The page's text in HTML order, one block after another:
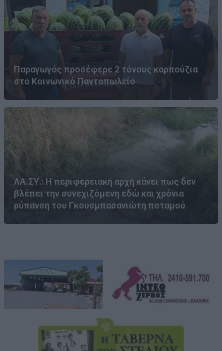
Παραγωγός προσέφερε 2 τόνους καρπούζια
στο Κοινωνικό Παντοπωλείο
ΛΑ.ΣΥ.: Η περιφερειακή αρχή κάνει πως δεν
βλέπει την συνεχιζόμενη εδώ και χρόνια
ρύπανση του Γκουσμπασανιώτη ποταμού